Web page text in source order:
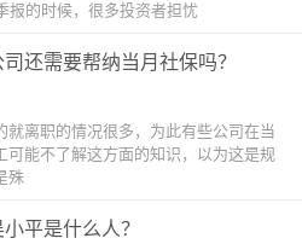
报的时候，很多投资者担忧
还需要帮纳当月社保吗？
就离职的情况很多，为此有些公司在当
可能不了解这方面的知识，以为这是规
殊
平是什么人？